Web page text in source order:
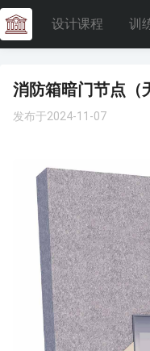
设计课程 训
消防箱暗门节点（
发布于2024-11-07